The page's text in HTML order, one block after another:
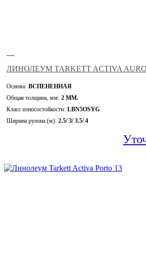
—
ЛИНОЛЕУМ TARKETT ACTIVA
Основа: ВСПЕНЕННАЯ
Общая толщина, мм: 2 ММ.
Класс износостойкости: LBN5OSYG
Ширина рулона (м): 2.5/ 3/ 3.5/ 4